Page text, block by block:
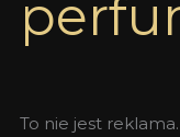
To nie jest reklama.